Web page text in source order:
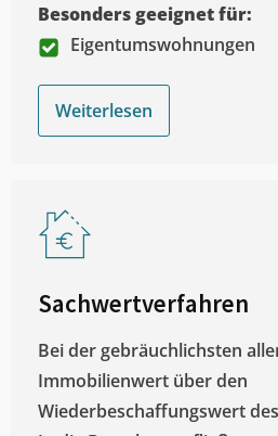
Besonders geeignet für:
Eigentumswohnungen
Weiterlesen
Sachwertverfahren
Bei der gebräuchlichsten
Immobilienwert über den
Wiederbeschaffungswert